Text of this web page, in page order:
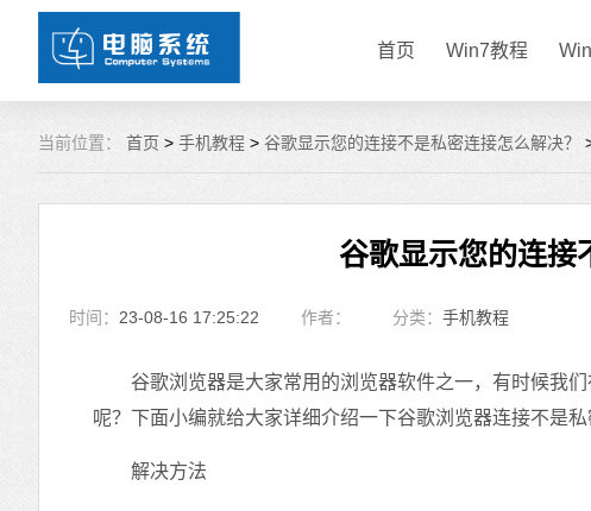
首页 Win7教程
当前位置： 首页 > 手机教程 > 谷歌显示您的连接不是私密连接怎么解决？
谷歌显示您的连接
时间： 23-08-16 17:25:22 作者： 分类： 手机教程
谷歌浏览器是大家常用的浏览器软件之一，有时候我们
呢？下面小编就给大家详细介绍一下谷歌浏览器连接不是
解决方法